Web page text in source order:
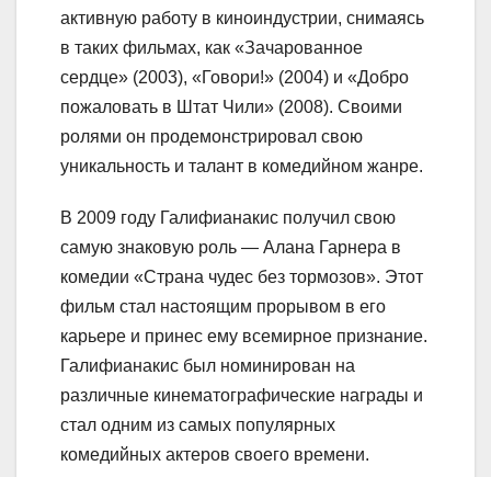
активную работу в киноиндустрии, снимаясь
в таких фильмах, как «Зачарованное
сердце» (2003), «Говори!» (2004) и «Добро
пожаловать в Штат Чили» (2008). Своими
ролями он продемонстрировал свою
уникальность и талант в комедийном жанре.
В 2009 году Галифианакис получил свою
самую знаковую роль — Алана Гарнера в
комедии «Страна чудес без тормозов». Этот
фильм стал настоящим прорывом в его
карьере и принес ему всемирное признание.
Галифианакис был номинирован на
различные кинематографические награды и
стал одним из самых популярных
комедийных актеров своего времени.